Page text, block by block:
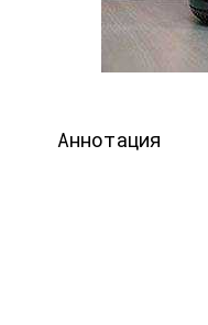
Аннотация